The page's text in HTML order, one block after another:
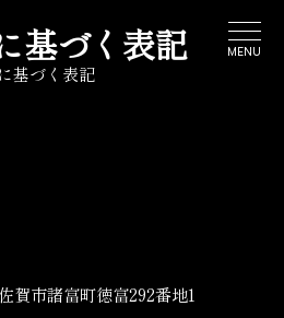
基づく表記
づく表記
賀市諸富町徳富292番地1